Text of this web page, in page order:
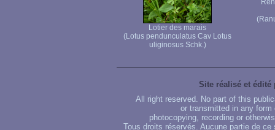
Lotier des marais
(Lotus pendunculatus Cav Lotus
uliginosus Schk.)
Site réalisé et édité
All right reserved. No part of this
or transmitted in any
photocopying, recording or
Tous droits réservés. Aucune partie de